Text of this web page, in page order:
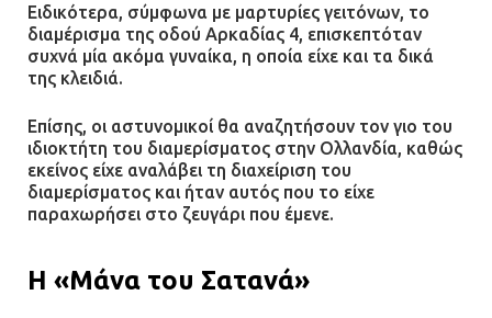
Ειδικότερα, σύμφωνα με μαρτυρίες γειτόνων, το
διαμέρισμα της οδού Αρκαδίας 4, επισκεπτόταν
συχνά μία ακόμα γυναίκα, η οποία είχε και τα δικά
της κλειδιά.
Επίσης, οι αστυνομικοί θα αναζητήσουν τον γιο του
ιδιοκτήτη του διαμερίσματος στην Ολλανδία, καθώς
εκείνος είχε αναλάβει τη διαχείριση του
διαμερίσματος και ήταν αυτός που το είχε
παραχωρήσει στο ζευγάρι που έμενε.
Η «Μάνα του Σατανά»